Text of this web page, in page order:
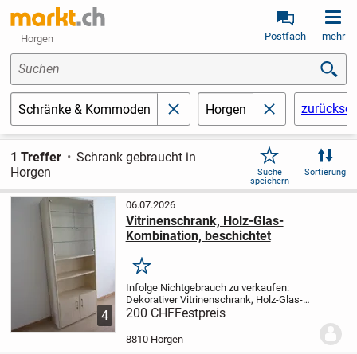
Horgen Postfach mehr
Suchen
Schränke & Kommoden schließenHorgen schließen
1 Treffer
Schrank gebraucht in
Horgen
Suche
speichern
Sortierung
4
06.07.2026
Vitrinenschrank, Holz-Glas-
Kombination, beschichtet
Merken
Infolge Nichtgebrauch zu verkaufen:
Dekorativer Vitrinenschrank, Holz-Glas-
Kombination, beschichtet, Qualitäts-
Highboard der Möbelfabrik Zehnder AG.
Masse: Höhe = 215 cm, Breite = 85 cm,
Tiefe = 35...
200 CHFFestpreis
8810 Horgen